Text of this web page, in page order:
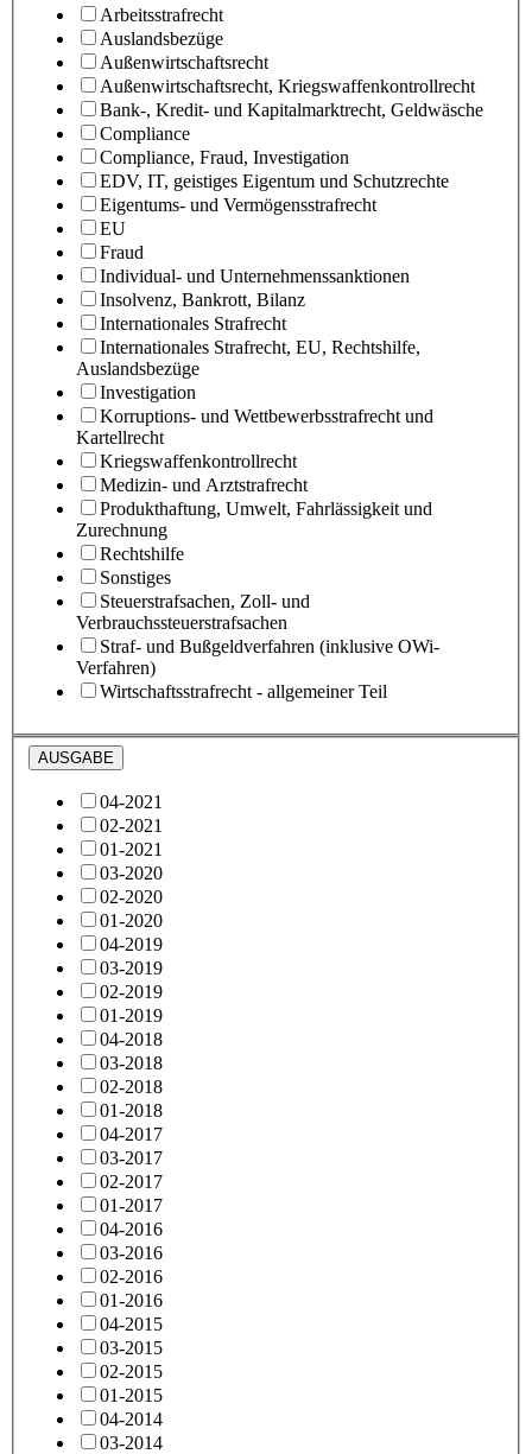
Arbeitsstrafrecht
Auslandsbezüge
Außenwirtschaftsrecht
Außenwirtschaftsrecht, Kriegswaffenkontrollrecht
Bank-, Kredit- und Kapitalmarktrecht, Geldwäsche
Compliance
Compliance, Fraud, Investigation
EDV, IT, geistiges Eigentum und Schutzrechte
Eigentums- und Vermögensstrafrecht
EU
Fraud
Individual- und Unternehmenssanktionen
Insolvenz, Bankrott, Bilanz
Internationales Strafrecht
Internationales Strafrecht, EU, Rechtshilfe,
Auslandsbezüge
Investigation
Korruptions- und Wettbewerbsstrafrecht und
Kartellrecht
Kriegswaffenkontrollrecht
Medizin- und Arztstrafrecht
Produkthaftung, Umwelt, Fahrlässigkeit und
Zurechnung
Rechtshilfe
Sonstiges
Steuerstrafsachen, Zoll- und
Verbrauchssteuerstrafsachen
Straf- und Bußgeldverfahren (inklusive OWi-
Verfahren)
Wirtschaftsstrafrecht - allgemeiner Teil
AUSGABE
04-2021
02-2021
01-2021
03-2020
02-2020
01-2020
04-2019
03-2019
02-2019
01-2019
04-2018
03-2018
02-2018
01-2018
04-2017
03-2017
02-2017
01-2017
04-2016
03-2016
02-2016
01-2016
04-2015
03-2015
02-2015
01-2015
04-2014
03-2014